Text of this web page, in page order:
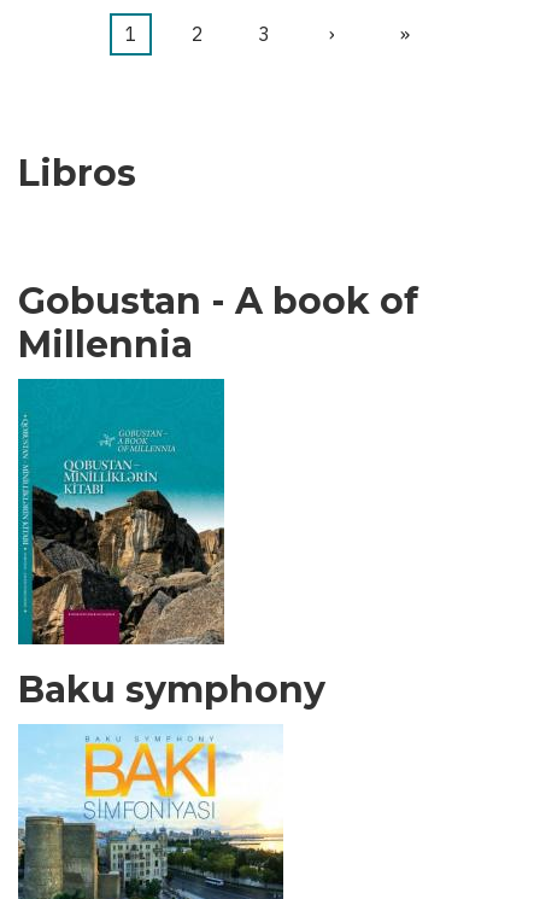
Paginación
Página
1 Página
2 Página
3
Siguiente
›
Última
»
Libros
Gobustan - A book of
Millennia
Baku symphony